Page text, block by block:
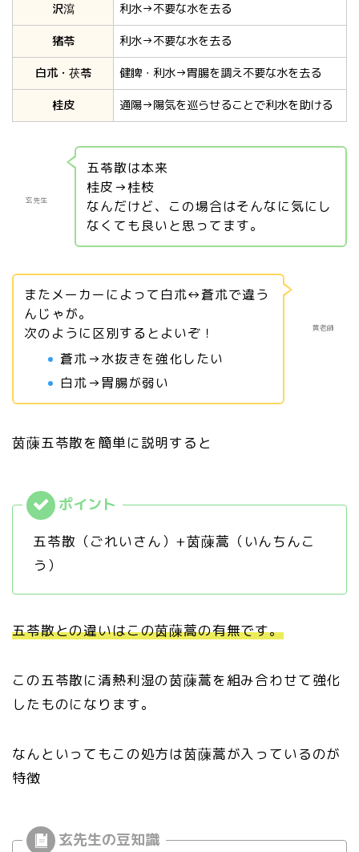
沢瀉
利水→不要な水を去る
猪苓
利水→不要な水を去る
白朮・茯苓
健脾・利水→胃腸を調え不要な水を去る
桂皮
通陽→陽気を巡らせることで利水を助ける
玄先生
五苓散は本来
桂皮→桂枝
なんだけど、この場合はそんなに気にし
なくても良いと思ってます。
黄老師
またメーカーによって白朮↔蒼朮で違う
んじゃが。
次のように区別するとよいぞ！
蒼朮→水抜きを強化したい
白朮→胃腸が弱い
茵蔯五苓散を簡単に説明すると
五苓散（ごれいさん）+茵蔯蒿（いんちんこ
う）
五苓散との違いはこの茵蔯蒿の有無です。
この五苓散に清熱利湿の茵蔯蒿を組み合わせて強化
したものになります。
なんといってもこの処方は茵蔯蒿が入っているのが
特徴